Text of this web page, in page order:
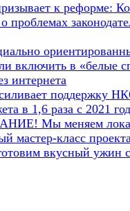
к реформе:
проблемах
включить в «белые
интернета
поддержку
в 1,6 раза с 2021
Мы меняем
мастер-класс
вкусный ужин